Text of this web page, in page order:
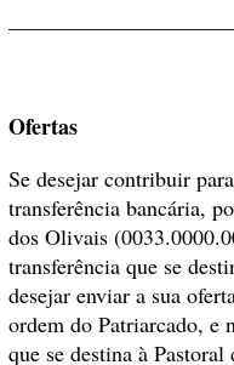
Ofertas
Se desejar contribuir
transferência bancária,
dos Olivais
transferência que se
desejar enviar a sua
ordem do Patriarcado, e
que se destina à Pastoral